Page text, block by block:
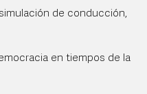
de conducción,
en tiempos de la